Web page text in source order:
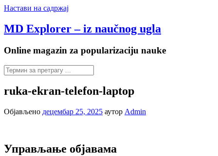
Настави на садржај
MD Explorer – iz naučnog ugla
Online magazin za popularizaciju nauke
ruka-ekran-telefon-laptop
Објављено децембар 25, 2025 аутор Admin
Управљање објавама